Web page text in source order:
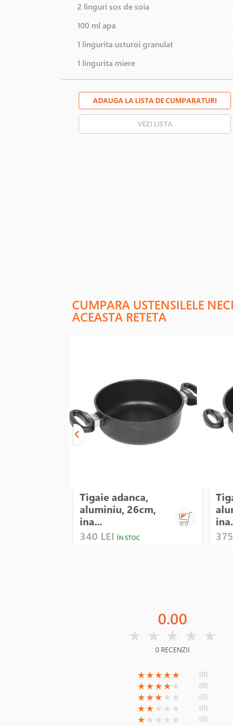
2 linguri sos de soia
100 ml apa
1 lingurita usturoi granulat
1 lingurita miere
ADAUGA LA LISTA DE CUMPARATURI
VEZI LISTA
CUMPARA USTENSILELE
ACEASTA RETETA
Tigaie adanca,
aluminiu, 26cm,
ina...
340 LEI ÎN STOC
0.00
★ ★ ★ ★ ★
0 RECENZII
(*)
★(*)
★(*)
★(*)
★(*)
★ (0)
(*)
★(*)
★(*)
★(*)
★ ( )
★ (0)
(*)
★(*)
★(*)
★ ( )
★ ( )
★ (0)
(*)
★(*)
★ ( )
★ ( )
★ ( )
★ (0)
(*)
★ ( )
★ ( )
★ ( )
★ ( )
★ (0)